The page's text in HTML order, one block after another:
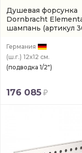
Душевая форсунка
Dornbracht
шампань (артикул
Германия
(ш.г.) 12x12 см.
(подводка 1/2")
176 085